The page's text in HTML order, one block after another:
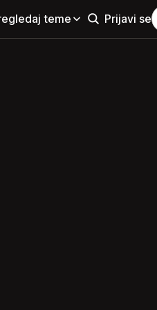
teme Prijavi se